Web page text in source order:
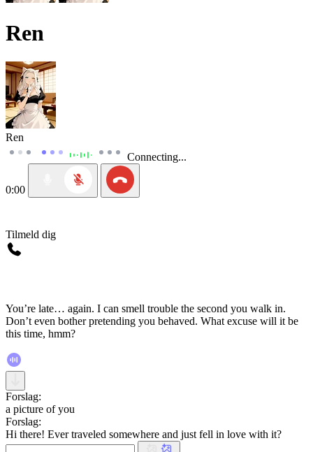
Ren
Ren
Connecting...
0:00
Tilmeld dig
You’re late… again. I can smell trouble the second you walk in.
Don’t even bother pretending you behaved. What excuse will it be
this time, hmm?
Forslag:
a picture of you
Forslag:
Hi there! Ever traveled somewhere and just fell in love with it?